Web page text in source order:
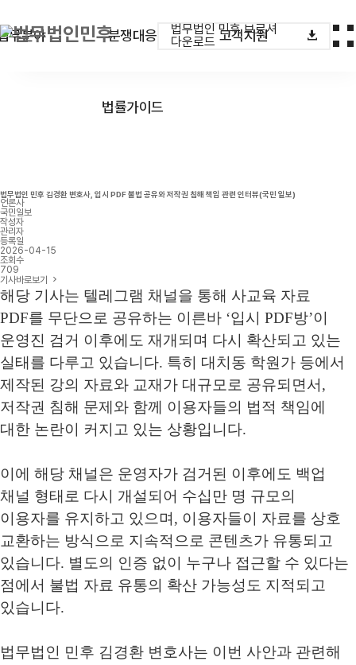
법무법인 민후 브로셔
다운로드
무분야 분쟁대응
법률가이드
고객지원
법무법인 민후 김경환 변호사, 입시 PDF 불법 공유와 저작권 침해 책임 관련 인터뷰(국민 일보)
언론사
국민일보
작성자
관리자
등록일
2026-04-15
조회수
709
기사바로보기
해당 기사는 텔레그램 채널을 통해 사교육 자료
PDF를 무단으로 공유하는 이른바 ‘입시 PDF방’이
운영진 검거 이후에도 재개되며 다시 확산되고 있는
실태를 다루고 있습니다. 특히 대치동 학원가 등에서
제작된 강의 자료와 교재가 대규모로 공유되면서 ,
저작권 침해 문제와 함께 이용자들의 법적 책임에
대한 논란이 커지고 있는 상황입니다.
이에 해당 채널은 운영자가 검거된 이후에도 백업
채널 형태로 다시 개설되어 수십만 명 규모의
이용자를 유지하고 있으며 , 이용자들이 자료를 상호
교환하는 방식으로 지속적으로 콘텐츠가 유통되고
있습니다. 별도의 인증 없이 누구나 접근할 수 있다는
점에서 불법 자료 유통의 확산 가능성도 지적되고
있습니다.
법무법인 민후 김경환 변호사는 이번 사안과 관련해